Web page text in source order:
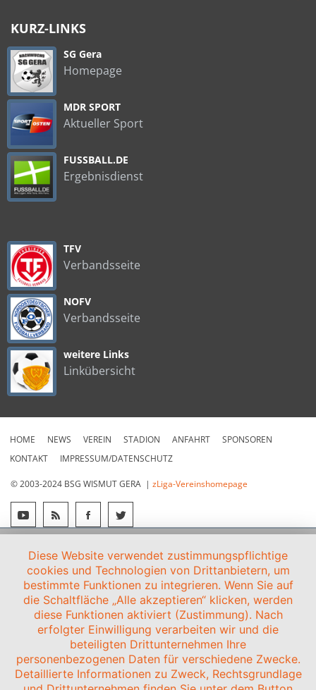
KURZ-LINKS
SG Gera
Homepage
MDR SPORT
Aktueller Sport
FUSSBALL.DE
Ergebnisdienst
TFV
Verbandsseite
NOFV
Verbandsseite
weitere Links
Linkübersicht
HOME NEWS VEREIN STADION ANFAHRT
SPONSOREN
KONTAKT
IMPRESSUM/DATENSCHUTZ
© 2003-2024 BSG WISMUT GERA | zLiga-Vereinshomepage
Diese Website verwendet zustimmungspflichtige
cookies und Technologien von Drittanbietern, um
bestimmte Funktionen zu integrieren. Wenn Sie auf
die Schaltfläche „Alle akzeptieren“ klicken, werden
diese Funktionen aktiviert (Zustimmung). Nach
erfolgter Einwilligung verarbeiten wir und die
beteiligten Drittunternehmen Ihre
personenbezogenen Daten für verschiedene Zwecke.
Detaillierte Informationen zu Zweck, Rechtsgrundlage